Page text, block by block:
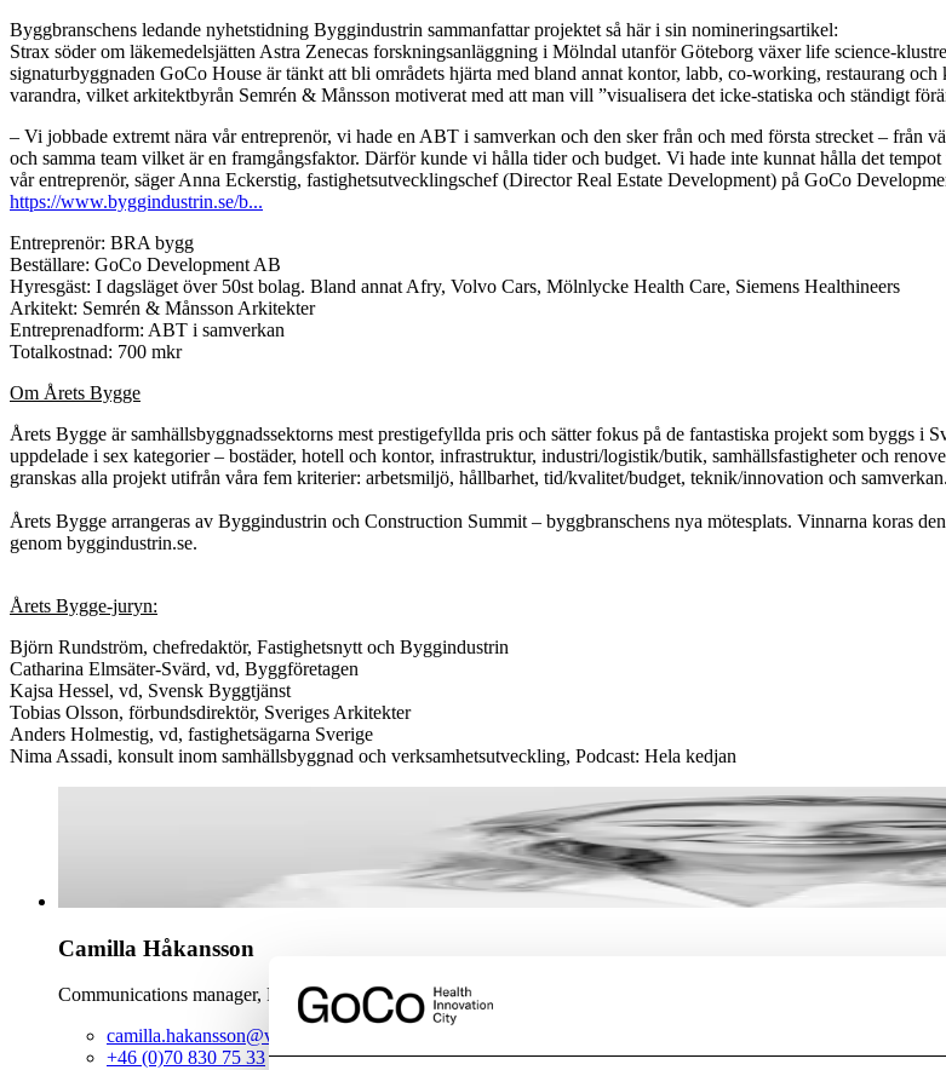
Byggbranschens ledande nyhetstidning Byggindustrin sammanfattar projektet så här i sin nomineringsartikel:
Strax söder om läkemedelsjätten Astra Zenecas forskningsanläggning i Mölndal utanför Göteborg växer life science-
signaturbyggnaden GoCo House är tänkt att bli områdets hjärta med bland annat kontor, labb, co-working, restaurang
varandra, vilket arkitektbyrån Semrén & Månsson motiverat med att man vill ”visualisera det icke-statiska och ständigt
– Vi jobbade extremt nära vår entreprenör, vi hade en ABT i samverkan och den sker från och med första strecket – från
och samma team vilket är en framgångsfaktor. Därför kunde vi hålla tider och budget. Vi hade inte kunnat hålla det
vår entreprenör, säger Anna Eckerstig, fastighetsutvecklingschef (Director Real Estate Development) på GoCo
https://www.byggindustrin.se/b...
Entreprenör: BRA bygg
Beställare: GoCo Development AB
Hyresgäst: I dagsläget över 50st bolag. Bland annat Afry, Volvo Cars, Mölnlycke Health Care, Siemens Healthineers
Arkitekt: Semrén & Månsson Arkitekter
Entreprenadform: ABT i samverkan
Totalkostnad: 700 mkr
Om Årets Bygge
Årets Bygge är samhällsbyggnadssektorns mest prestigefyllda pris och sätter fokus på de fantastiska projekt som byggs i
uppdelade i sex kategorier – bostäder, hotell och kontor, infrastruktur, industri/logistik/butik, samhällsfastigheter och
granskas alla projekt utifrån våra fem kriterier: arbetsmiljö, hållbarhet, tid/kvalitet/budget, teknik/innovation och samverkan.
Årets Bygge arrangeras av Byggindustrin och Construction Summit – byggbranschens nya mötesplats. Vinnarna koras
genom byggindustrin.se.
Årets Bygge-juryn:
Björn Rundström, chefredaktör, Fastighetsnytt och Byggindustrin
Catharina Elmsäter-Svärd, vd, Byggföretagen
Kajsa Hessel, vd, Svensk Byggtjänst
Tobias Olsson, förbundsdirektör, Sveriges Arkitekter
Anders Holmestig, vd, fastighetsägarna Sverige
Nima Assadi, konsult inom samhällsbyggnad och verksamhetsutveckling, Podcast: Hela kedjan
Camilla Håkansson
Communications manager, PR
camilla.hakansson@vectura.se
+46 (0)70 830 75 33